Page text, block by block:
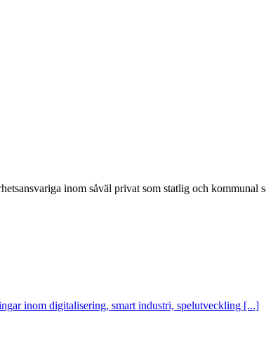
inom såväl privat som statlig och kommunal
inom digitalisering, smart industri, spelutveckling [...]